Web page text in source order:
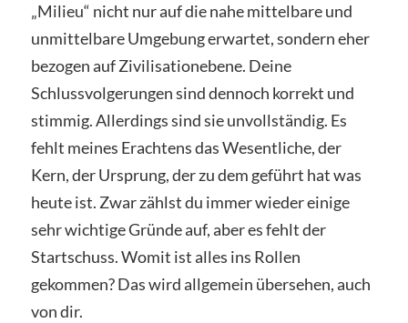
„Milieu“ nicht nur auf die nahe mittelbare und
unmittelbare Umgebung erwartet, sondern eher
bezogen auf Zivilisationebene. Deine
Schlussvolgerungen sind dennoch korrekt und
stimmig. Allerdings sind sie unvollständig. Es
fehlt meines Erachtens das Wesentliche, der
Kern, der Ursprung, der zu dem geführt hat was
heute ist. Zwar zählst du immer wieder einige
sehr wichtige Gründe auf, aber es fehlt der
Startschuss. Womit ist alles ins Rollen
gekommen? Das wird allgemein übersehen, auch
von dir.